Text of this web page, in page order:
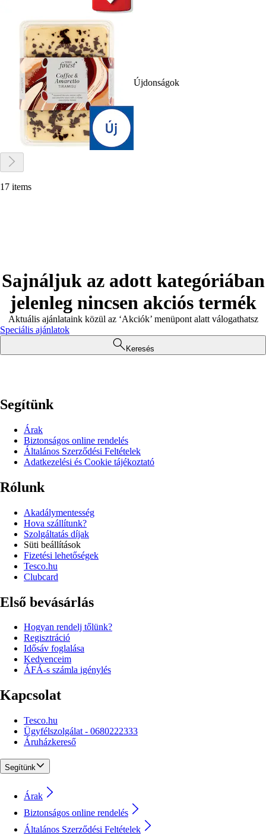
Újdonságok
17 items
Sajnáljuk az adott kategóriában
jelenleg nincsen akciós termék
Aktuális ajánlataink közül az ‘Akciók’ menüpont alatt válogathatsz
Speciális ajánlatok
Keresés
Segítünk
Árak
Biztonságos online rendelés
Általános Szerződési Feltételek
Adatkezelési és Cookie tájékoztató
Rólunk
Akadálymentesség
Hova szállítunk?
Szolgáltatás díjak
Süti beállítások
Fizetési lehetőségek
Tesco.hu
Clubcard
Első bevásárlás
Hogyan rendelj tőlünk?
Regisztráció
Idősáv foglalása
Kedvenceim
ÁFÁ-s számla igénylés
Kapcsolat
Tesco.hu
Ügyfélszolgálat - 0680222333
Áruházkereső
Segítünk
Árak
Biztonságos online rendelés
Általános Szerződési Feltételek